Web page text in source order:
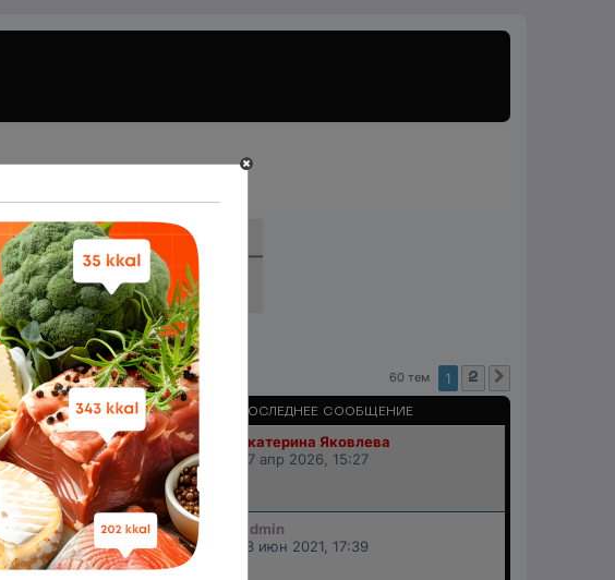
60 тем 1 2
ОТВЕТЫ ПРОСМОТРЫ ПОСЛЕДНЕЕ СООБЩЕНИЕ
0 18269
Екатерина Яковлева
07 апр 2026, 15:27
0 41433
Admin
13 июн 2021, 17:39